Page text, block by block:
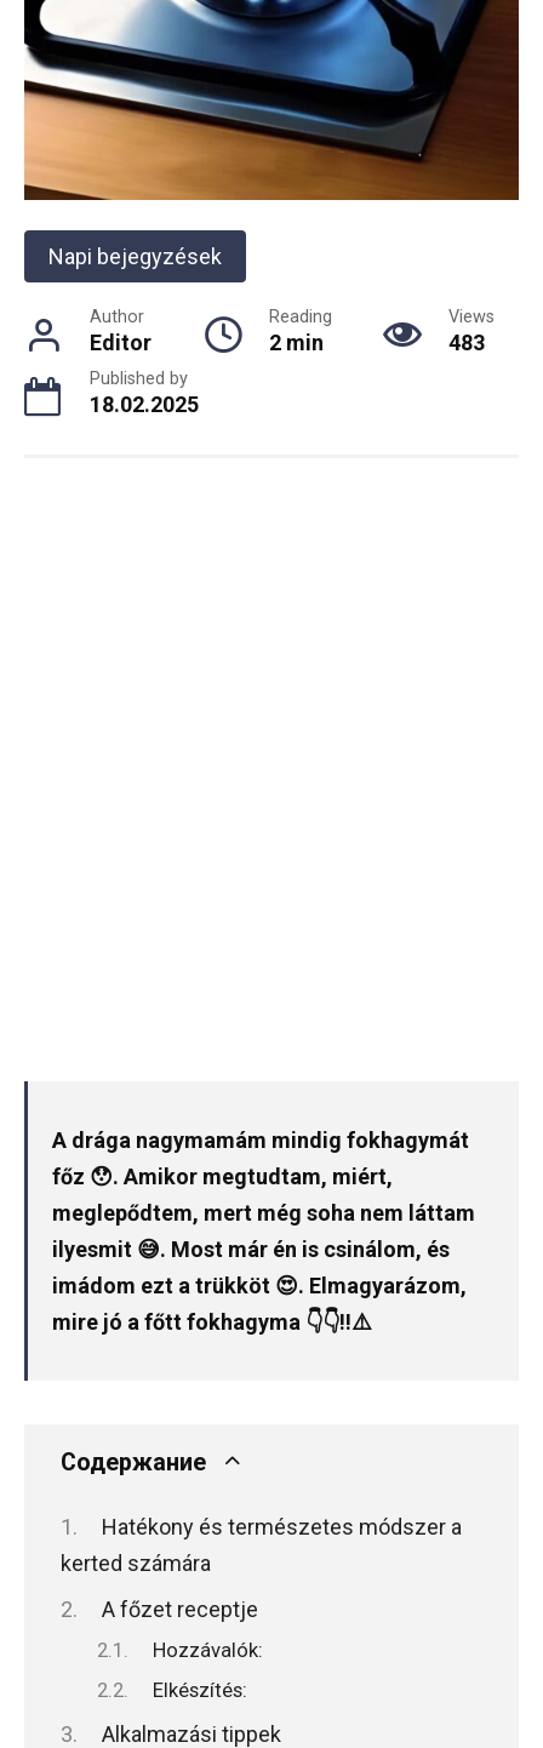
Napi bejegyzések
Author
Editor
Reading
2 min
Views
483
Published by
18.02.2025
A drága nagymamám mindig fokhagymát
főz 😯. Amikor megtudtam, miért,
meglepődtem, mert még soha nem láttam
ilyesmit 😅. Most már én is csinálom, és
imádom ezt a trükköt 😍. Elmagyarázom,
mire jó a főtt fokhagyma 👇👇‼️⚠️
Содержание
Hatékony és természetes módszer a
kerted számára
A főzet receptje
Hozzávalók:
Elkészítés:
Alkalmazási tippek